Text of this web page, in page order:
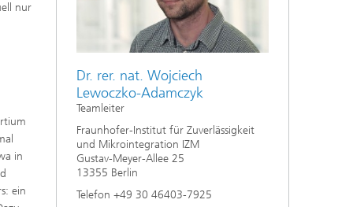
nur
in
ein
Dr. rer. nat. Wojciech
Lewoczko-Adamczyk
Teamleiter
Fraunhofer-Institut für Zuverlässigkeit
und Mikrointegration IZM
Gustav-Meyer-Allee 25
13355 Berlin
Telefon +49 30 46403-7925